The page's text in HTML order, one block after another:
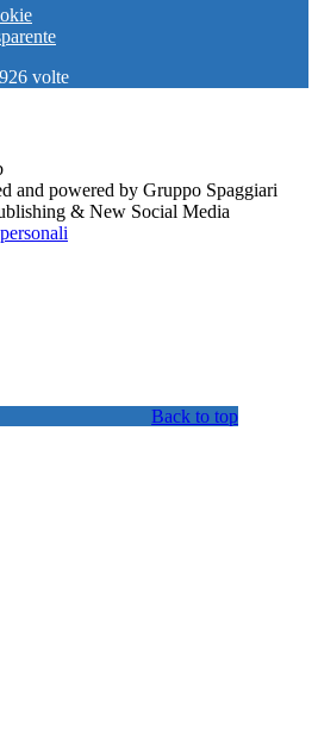
volte
and powered by Gruppo Spaggiari
& New Social Media
Back to top